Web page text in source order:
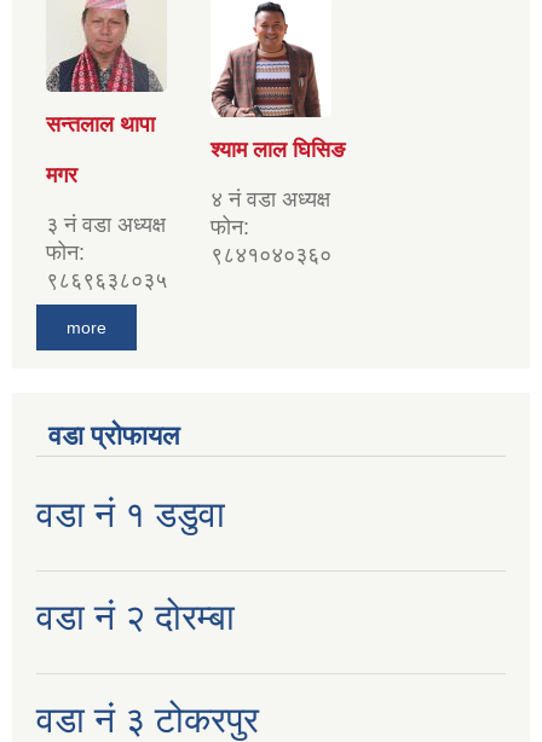
सन्तलाल थापा
मगर
३ नं वडा अध्यक्ष
फोन:
९८६९६३८०३५
श्याम लाल घिसिङ
४ नं वडा अध्यक्ष
फोन:
९८४१०४०३६०
more
वडा प्रोफायल
वडा नं १ डडुवा
वडा नं २ दोरम्बा
वडा नं ३ टोकरपुर